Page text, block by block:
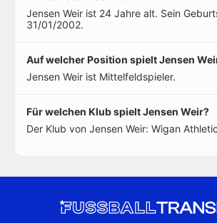
Jensen Weir ist 24 Jahre alt. Sein
31/01/2002.
Auf welcher Position spielt Jensen
Jensen Weir ist Mittelfeldspieler.
Für welchen Klub spielt Jensen Weir?
Der Klub von Jensen Weir: Wigan